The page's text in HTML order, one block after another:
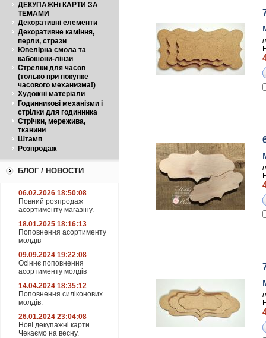
ДЕКУПАЖНі КАРТИ ЗА
ТЕМАМИ
Декоративні елементи
Декоративне каміння,
перли, стрази
Ювелірна смола та
кабошони-лінзи
Стрелки для часов
(только при покупке
часового механизма!)
Художні матеріали
Годинникові механізми і
стрілки для годинника
Стрічки, мережива,
тканини
Штамп
Розпродаж
БЛОГ / НОВОСТИ
06.02.2026 18:50:08
Повний розпродаж
асортименту магазіну.
18.01.2025 18:16:13
Поповнення асортименту
молдів
09.09.2024 19:22:08
Осіннє поповнення
асортименту молдів
14.04.2024 18:35:12
Поповнення силіконових
молдів.
26.01.2024 23:04:08
НовІ декупажні карти.
Чекаємо на весну.